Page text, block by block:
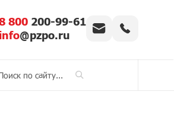
800 200-99-61
info@pzpo.ru